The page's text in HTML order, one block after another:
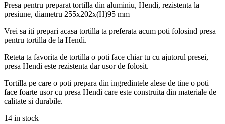
Presa pentru preparat tortilla din aluminiu, Hendi, rezistenta la
presiune, diametru 255x202x(H)95 mm
Vrei sa iti prepari acasa tortilla ta preferata acum poti folosind presa
pentru tortilla de la Hendi.
Reteta ta favorita de tortilla o poti face chiar tu cu ajutorul presei,
presa Hendi este rezistenta dar usor de folosit.
Tortilla pe care o poti prepara din ingredintele alese de tine o poti
face foarte usor cu presa Hendi care este construita din materiale de
calitate si durabile.
14 in stock